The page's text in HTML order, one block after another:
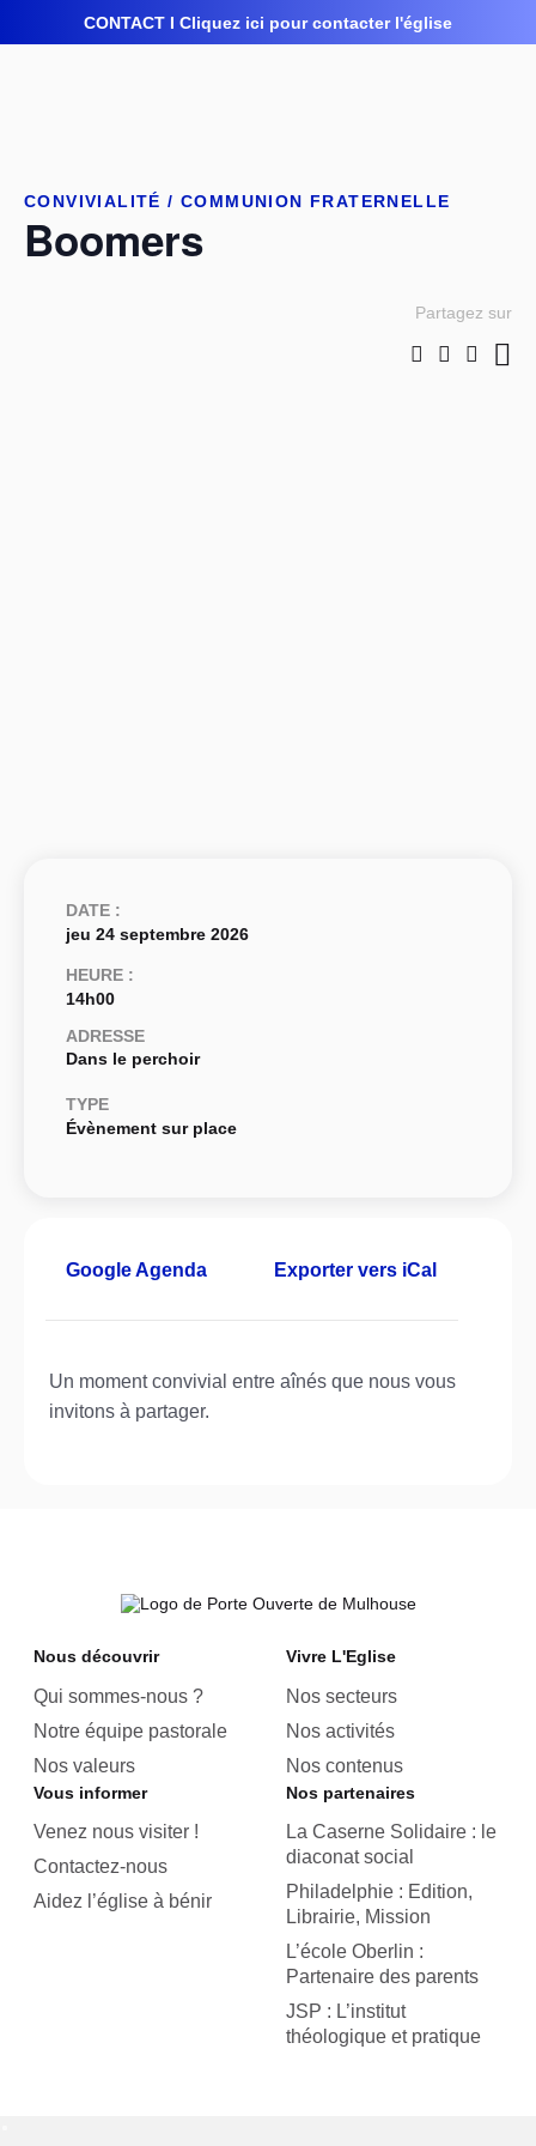
CONTACT I Cliquez ici pour contacter l'église
CONVIVIALITÉ / COMMUNION FRATERNELLE
Boomers
Partagez sur
DATE :
jeu 24 septembre 2026
HEURE :
14h00
ADRESSE
Dans le perchoir
TYPE
Évènement sur place
Google Agenda Exporter vers iCal
Un moment convivial entre aînés que nous vous
invitons à partager.
Nous découvrir
Qui sommes-nous ?
Notre équipe pastorale
Nos valeurs
Vivre L'Eglise
Nos secteurs
Nos activités
Nos contenus
Vous informer
Venez nous visiter !
Contactez-nous
Aidez l’église à bénir
Nos partenaires
La Caserne Solidaire : le
diaconat social
Philadelphie : Edition,
Librairie, Mission
L’école Oberlin :
Partenaire des parents
JSP : L’institut
théologique et pratique